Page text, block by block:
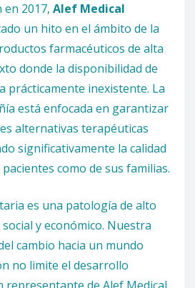
en 2017, Alef Medical
un hito en el ámbito de la
farmacéuticos de alta
donde la disponibilidad de
prácticamente inexistente. La
está enfocada en garantizar
alternativas terapéuticas
significativamente la calidad
como de sus familias.
es una patología de alto
y económico. Nuestra
cambio hacia un mundo
no limite el desarrollo